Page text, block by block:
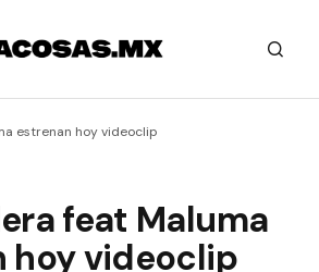
estrenan hoy videoclip
feat Maluma
hoy videoclip